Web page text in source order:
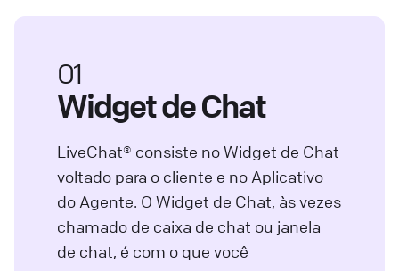
Widget de Chat
01
LiveChat® consiste no Widget de Chat
voltado para o cliente e no Aplicativo
do Agente. O Widget de Chat, às vezes
chamado de caixa de chat ou janela
de chat, é com o que você